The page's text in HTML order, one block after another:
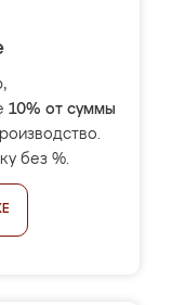
10% от суммы
без %.